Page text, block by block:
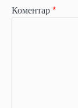
Коментар *